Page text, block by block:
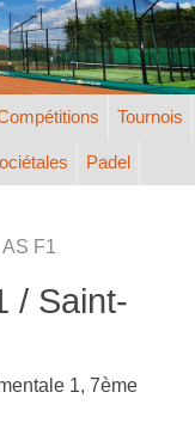
Tournois
Padel
F1
/ Saint-
1, 7ème